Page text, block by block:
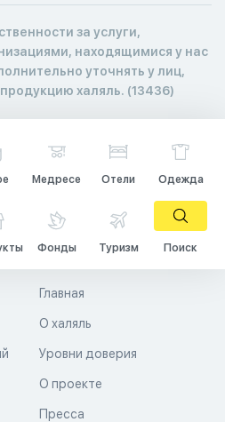
за услуги,
находящимися у нас
уточнять у лиц,
халяль. (13436)
Медресе Отели Одежда
Фонды Туризм Поиск
Главная
О халяль
Уровни доверия
О проекте
Пресса